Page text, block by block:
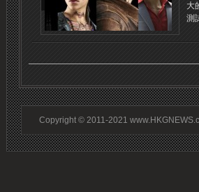
大
測
Copyright © 2011-2021